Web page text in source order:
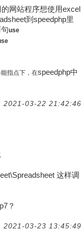
网站程序想使用excel
到speedphp里
use
指点下，在speedphp中
2021-03-22 21:42:46
这样调
？
2021-03-23 13:45:49